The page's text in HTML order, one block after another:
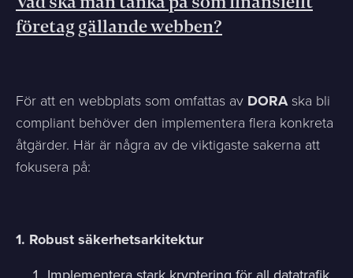
företag gällande webben?
För att en webbplats som omfattas av DORAska bli
compliant behöver den implementera flera konkreta
åtgärder. Här är några av de viktigaste sakerna att
fokusera på:
1. Robust säkerhetsarkitektur